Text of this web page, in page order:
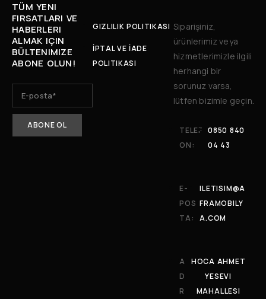
TÜM YENI
FIRSATLARI VE
HABERLERI
ALMAK IÇIN
BÜLTENIMIZE
ABONE OLUN!
GIZLILIK POLITIKASI
İPTAL VE İADE
POLITIKASI
Siparişiniz,
ürünlerimiz veya
hizmetlerimizle ilgili
herhangi bir
sorunuz varsa,
lütfen bizimle geçin.
TELEF
ON:
0850 840
04 43
E-
POS
TA:
ILETISIM@A
FRAMOBILY
A.COM
A
D
R
HOCA AHMET
YESEVI
MAHALLESI